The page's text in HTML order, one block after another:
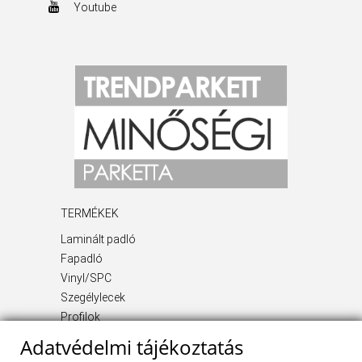
Youtube
TERMÉKEK
Laminált padló
Fapadló
Vinyl/SPC
Szegélylecek
Profilok
Adatvédelmi tájékoztatás